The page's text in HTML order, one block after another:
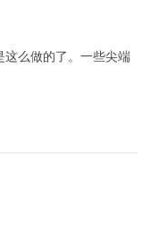
么做的了。一些尖端